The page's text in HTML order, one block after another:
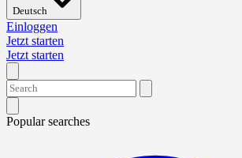
Deutsch
Einloggen
Jetzt starten
Jetzt starten
Popular searches